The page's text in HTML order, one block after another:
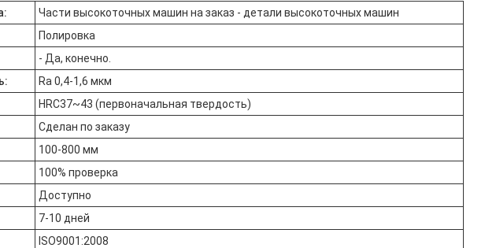
Части высокоточных машин на заказ - детали высокоточных машин
Полировка
- Да, конечно.
Ra 0,4-1,6 мкм
HRC37~43 (первоначальная твердость)
Сделан по заказу
100-800 мм
100% проверка
Доступно
7-10 дней
ISO9001:2008